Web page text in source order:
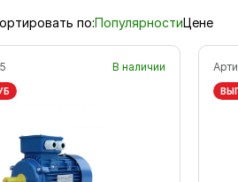
по:ПопулярностиЦене
В наличии